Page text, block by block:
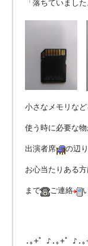
「落ちていまし
小さなメモリな
使う時に必要な物
出演者席 の辺
お心当たりある方
まで ご連絡
.｡+゜♪.｡+゜♪.